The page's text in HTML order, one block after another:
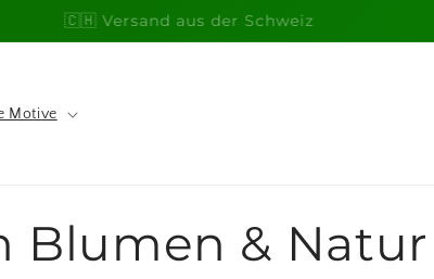
Perfektes Geschenk: Dein eigenes Kunstwerk
Motive
Blumen & Natur